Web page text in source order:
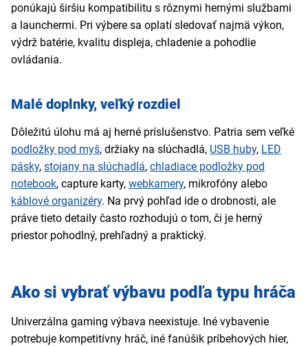
ponúkajú širšiu kompatibilitu s rôznymi hernými službami
a launchermi. Pri výbere sa oplatí sledovať najmä výkon,
výdrž batérie, kvalitu displeja, chladenie a pohodlie
ovládania.
Malé doplnky, veľký rozdiel
Dôležitú úlohu má aj herné príslušenstvo. Patria sem veľké
podložky pod myš, držiaky na slúchadlá, USB huby, LED
pásky, stojany na slúchadlá, chladiace podložky pod
notebook, capture karty, webkamery, mikrofóny alebo
káblové organizéry. Na prvý pohľad ide o drobnosti, ale
práve tieto detaily často rozhodujú o tom, či je herný
priestor pohodlný, prehľadný a praktický.
Ako si vybrať výbavu podľa typu hráča
Univerzálna gaming výbava neexistuje. Iné vybavenie
potrebuje kompetitívny hráč, iné fanúšik príbehových hier,